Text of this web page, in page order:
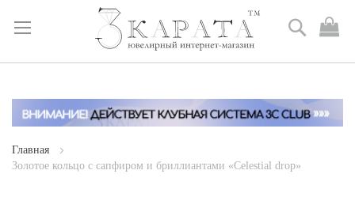
Skip
Content
Поиск
Главная
Золотое кольцо с сапфиром и бриллиантами «Celestial drop»